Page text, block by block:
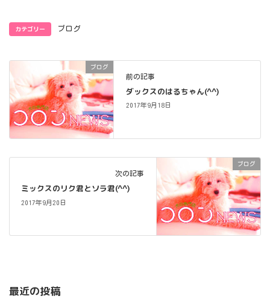
カテゴリー ブログ
ブログ
前の記事
ダックスのはるちゃん(^^)
2017年9月18日
ブログ
次の記事
ミックスのリク君とソラ君(^^)
2017年9月20日
最近の投稿